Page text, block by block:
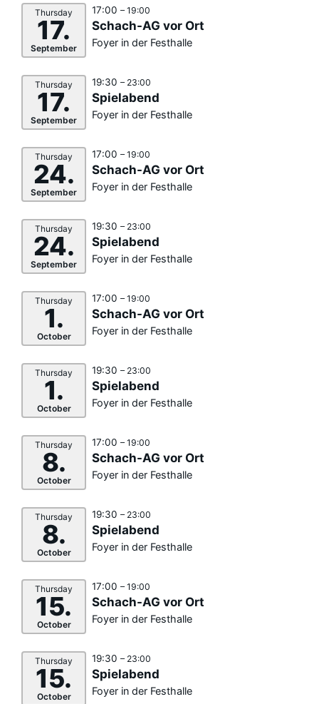
Thursday
17.
September
17:00 – 19:00
Schach-AG vor Ort
Foyer in der Festhalle
Thursday
17.
September
19:30 – 23:00
Spielabend
Foyer in der Festhalle
Thursday
24.
September
17:00 – 19:00
Schach-AG vor Ort
Foyer in der Festhalle
Thursday
24.
September
19:30 – 23:00
Spielabend
Foyer in der Festhalle
Thursday
1.
October
17:00 – 19:00
Schach-AG vor Ort
Foyer in der Festhalle
Thursday
1.
October
19:30 – 23:00
Spielabend
Foyer in der Festhalle
Thursday
8.
October
17:00 – 19:00
Schach-AG vor Ort
Foyer in der Festhalle
Thursday
8.
October
19:30 – 23:00
Spielabend
Foyer in der Festhalle
Thursday
15.
October
17:00 – 19:00
Schach-AG vor Ort
Foyer in der Festhalle
Thursday
15.
October
19:30 – 23:00
Spielabend
Foyer in der Festhalle